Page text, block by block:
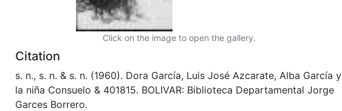
Click on the image to open the gallery.
Citation
s. n., s. n. & s. n. (1960). Dora García, Luis José Azcarate, Alba García y
la niña Consuelo & 401815. BOLIVAR: Biblioteca Departamental Jorge
Garces Borrero.